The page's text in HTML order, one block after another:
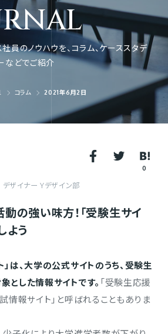
員のノウハウを、コラム、ケーススタデ
などでご紹介
コラム 2021年6月2日
0
デザイナー Yデザイン部
の強い味方！「受験生サイ
よう
」は、大学の公式サイトのうち、受験生
とした情報サイトです。 「受験生応援
試情報サイト」と呼ばれることもありま